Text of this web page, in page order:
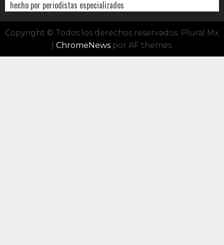
hecho por periodistas especializados
Copyright © Todos los derechos reservados. Plural.Mx
ChromeNewspor AF themes.